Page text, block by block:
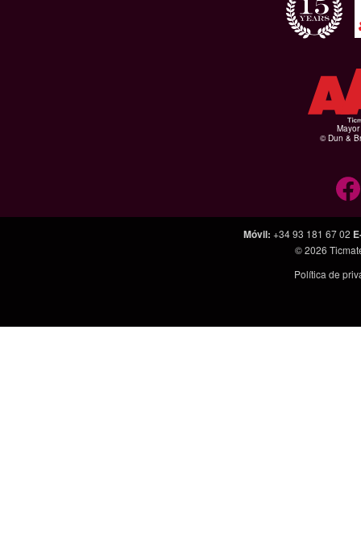
© Dun &
Móvil: +34 93 181 67 02
© 2026
Política de